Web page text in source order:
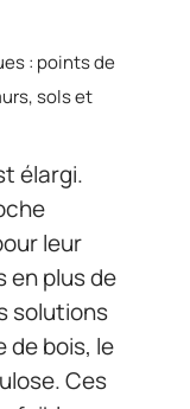
: points de
sols et
élargi.
leur
en plus de
solutions
de bois, le
Ces